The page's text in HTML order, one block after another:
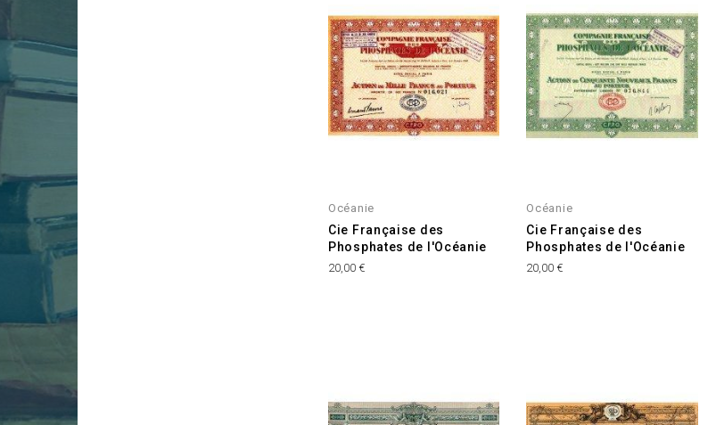
Océanie
Cie Française des
Phosphates de l'Océanie
Prix
20,00 €
Océanie
Cie Française des
Phosphates de l'Océanie
Prix
20,00 €